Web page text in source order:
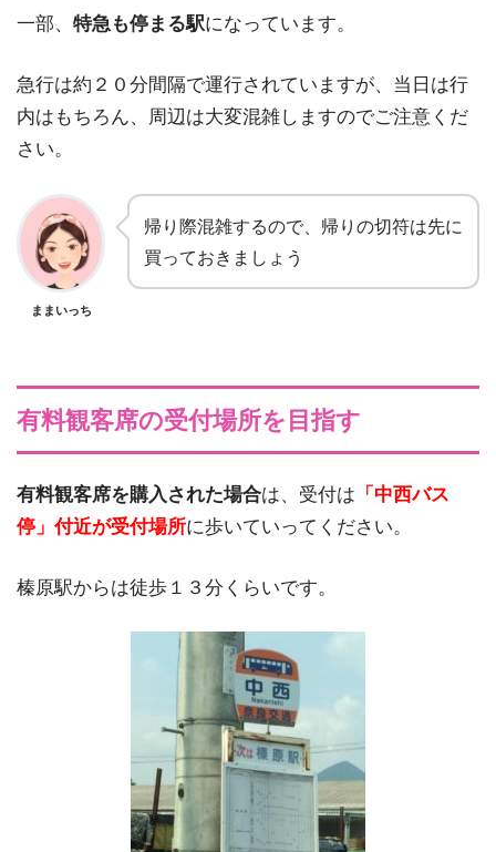
一部、 特急も停まる駅になっています。
急行は約２０分間隔で運行されていますが、当日は行
内はもちろん、周辺は大変混雑しますのでご注意くだ
さい。
ままいっち
帰り際混雑するので、帰りの切符は先に
買っておきましょう
有料観客席の受付場所を目指す
有料観客席を購入された場合は、受付は 「中西バス
停」付近が受付場所に歩いていってください。
榛原駅からは徒歩１３分くらいです。